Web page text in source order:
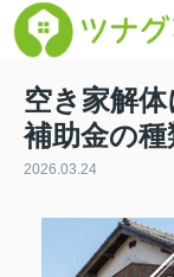
空き家解
補助金の
2026.03.24